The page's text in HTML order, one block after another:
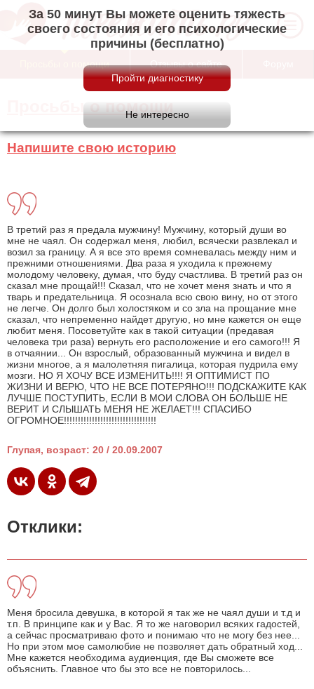
За 50 минут Вы можете оценить тяжесть
своего состояния и его психологические
причины (бесплатно)
Просьбы о помощи Отзывы о сайте
Просьбы о помощи
Напишите свою историю
В третий раз я предала мужчину! Мужчину, который души во
мне не чаял. Он содержал меня, любил, всячески развлекал и
возил за границу. А я все это время сомневалась между ним и
прежними отношениями. Два раза я уходила к прежнему
молодому человеку, думая, что буду счастлива. В третий раз он
сказал мне прощай!!! Сказал, что не хочет меня знать и что я
тварь и предательница. Я осознала всю свою вину, но от этого
не легче. Он долго был холостяком и со зла на прощание мне
сказал, что непременно найдет другую, но мне кажется он еще
любит меня. Посоветуйте как в такой ситуации (предавая
человека три раза) вернуть его расположение и его самого!!! Я
в отчаянии... Он взрослый, образованный мужчина и видел в
жизни многое, а я малолетняя пигалица, которая пудрила ему
мозги. НО Я ХОЧУ ВСЕ ИЗМЕНИТЬ!!!! Я ОПТИМИСТ ПО
ЖИЗНИ И ВЕРЮ, ЧТО НЕ ВСЕ ПОТЕРЯНО!!! ПОДСКАЖИТЕ КАК
ЛУЧШЕ ПОСТУПИТЬ, ЕСЛИ В МОИ СЛОВА ОН БОЛЬШЕ НЕ
ВЕРИТ И СЛЫШАТЬ МЕНЯ НЕ ЖЕЛАЕТ!!! СПАСИБО
ОГРОМНОЕ!!!!!!!!!!!!!!!!!!!!!!!!!!!!!!!!!
Глупая, возраст: 20 / 20.09.2007
Отклики:
Меня бросила девушка, в которой я так же не чаял души и т.д и
т.п. В принципе как и у Вас. Я то же наговорил всяких гадостей,
а сейчас просматриваю фото и понимаю что не могу без нее...
Но при этом мое самолюбие не позволяет дать обратный ход...
Мне кажется необходима аудиенция, где Вы сможете все
объяснить. Главное что бы это все не повторилось...